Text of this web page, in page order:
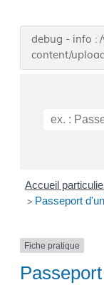
debug - info :
content/
Accueil
> Passeport
Fiche pratique